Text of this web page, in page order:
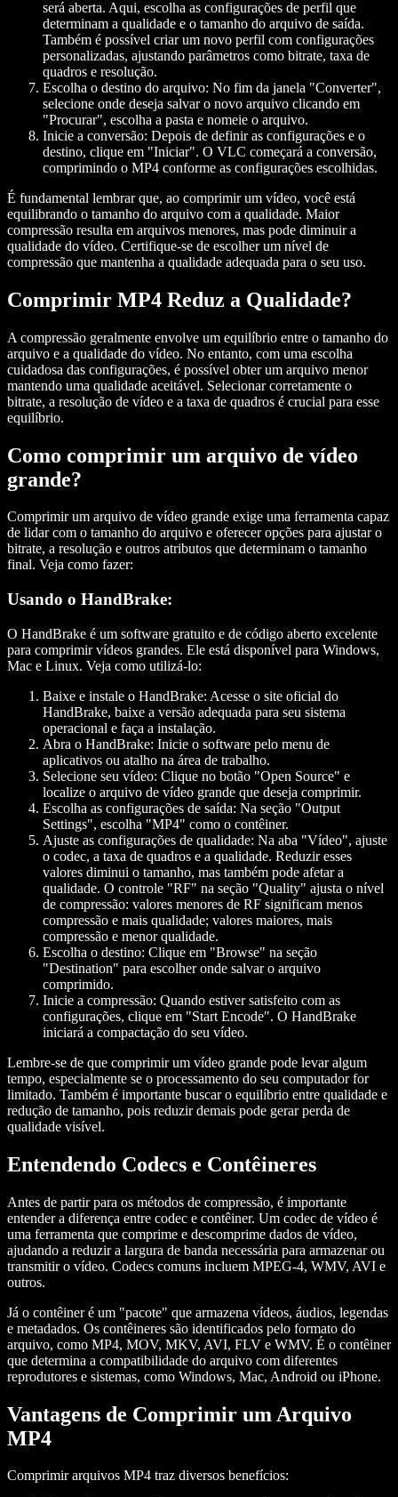
será aberta. Aqui, escolha as configurações de perfil que
determinam a qualidade e o tamanho do arquivo de saída.
Também é possível criar um novo perfil com configurações
personalizadas, ajustando parâmetros como bitrate, taxa de
quadros e resolução.
Escolha o destino do arquivo: No fim da janela "Converter",
selecione onde deseja salvar o novo arquivo clicando em
"Procurar", escolha a pasta e nomeie o arquivo.
Inicie a conversão: Depois de definir as configurações e o
destino, clique em "Iniciar". O VLC começará a conversão,
comprimindo o MP4 conforme as configurações escolhidas.
É fundamental lembrar que, ao comprimir um vídeo, você está
equilibrando o tamanho do arquivo com a qualidade. Maior
compressão resulta em arquivos menores, mas pode diminuir a
qualidade do vídeo. Certifique-se de escolher um nível de
compressão que mantenha a qualidade adequada para o seu uso.
Comprimir MP4 Reduz a Qualidade?
A compressão geralmente envolve um equilíbrio entre o tamanho do
arquivo e a qualidade do vídeo. No entanto, com uma escolha
cuidadosa das configurações, é possível obter um arquivo menor
mantendo uma qualidade aceitável. Selecionar corretamente o
bitrate, a resolução de vídeo e a taxa de quadros é crucial para esse
equilíbrio.
Como comprimir um arquivo de vídeo
grande?
Comprimir um arquivo de vídeo grande exige uma ferramenta capaz
de lidar com o tamanho do arquivo e oferecer opções para ajustar o
bitrate, a resolução e outros atributos que determinam o tamanho
final. Veja como fazer:
Usando o HandBrake:
O HandBrake é um software gratuito e de código aberto excelente
para comprimir vídeos grandes. Ele está disponível para Windows,
Mac e Linux. Veja como utilizá-lo:
Baixe e instale o HandBrake: Acesse o site oficial do
HandBrake, baixe a versão adequada para seu sistema
operacional e faça a instalação.
Abra o HandBrake: Inicie o software pelo menu de
aplicativos ou atalho na área de trabalho.
Selecione seu vídeo: Clique no botão "Open Source" e
localize o arquivo de vídeo grande que deseja comprimir.
Escolha as configurações de saída: Na seção "Output
Settings", escolha "MP4" como o contêiner.
Ajuste as configurações de qualidade: Na aba "Vídeo", ajuste
o codec, a taxa de quadros e a qualidade. Reduzir esses
valores diminui o tamanho, mas também pode afetar a
qualidade. O controle "RF" na seção "Quality" ajusta o nível
de compressão: valores menores de RF significam menos
compressão e mais qualidade; valores maiores, mais
compressão e menor qualidade.
Escolha o destino: Clique em "Browse" na seção
"Destination" para escolher onde salvar o arquivo
comprimido.
Inicie a compressão: Quando estiver satisfeito com as
configurações, clique em "Start Encode". O HandBrake
iniciará a compactação do seu vídeo.
Lembre-se de que comprimir um vídeo grande pode levar algum
tempo, especialmente se o processamento do seu computador for
limitado. Também é importante buscar o equilíbrio entre qualidade e
redução de tamanho, pois reduzir demais pode gerar perda de
qualidade visível.
Entendendo Codecs e Contêineres
Antes de partir para os métodos de compressão, é importante
entender a diferença entre codec e contêiner. Um codec de vídeo é
uma ferramenta que comprime e descomprime dados de vídeo,
ajudando a reduzir a largura de banda necessária para armazenar ou
transmitir o vídeo. Codecs comuns incluem MPEG-4, WMV, AVI e
outros.
Já o contêiner é um "pacote" que armazena vídeos, áudios, legendas
e metadados. Os contêineres são identificados pelo formato do
arquivo, como MP4, MOV, MKV, AVI, FLV e WMV. É o contêiner
que determina a compatibilidade do arquivo com diferentes
reprodutores e sistemas, como Windows, Mac, Android ou iPhone.
Vantagens de Comprimir um Arquivo
MP4
Comprimir arquivos MP4 traz diversos benefícios: